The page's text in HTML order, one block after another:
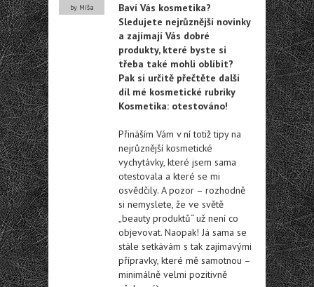
by Míša
Baví Vás kosmetika?
Sledujete nejrůznější novinky
a zajímají Vás dobré
produkty, které byste si
třeba také mohli oblíbit?
Pak si určitě přečtěte další
díl mé kosmetické rubriky
Kosmetika: otestováno!
Přináším Vám v ní totiž tipy na
nejrůznější kosmetické
vychytávky, které jsem sama
otestovala a které se mi
osvědčily. A pozor – rozhodně
si nemyslete, že ve světě
„beauty produktů“ už není co
objevovat. Naopak! Já sama se
stále setkávám s tak zajímavými
přípravky, které mě samotnou –
minimálně velmi pozitivně